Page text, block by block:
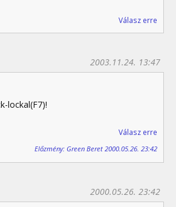
Válasz erre
2003.11.24. 13:47
lockal(F7)!
Válasz erre
Előzmény: Green Beret 2000.05.26. 23:42
2000.05.26. 23:42